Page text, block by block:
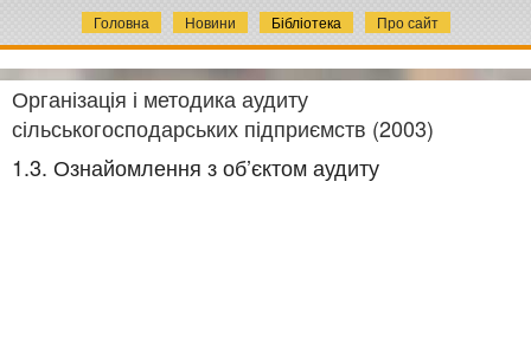
Головна Новини Бібліотека Про сайт
Організація і методика аудиту
сільськогосподарських підприємств (2003)
1.3. Ознайомлення з об’єктом аудиту